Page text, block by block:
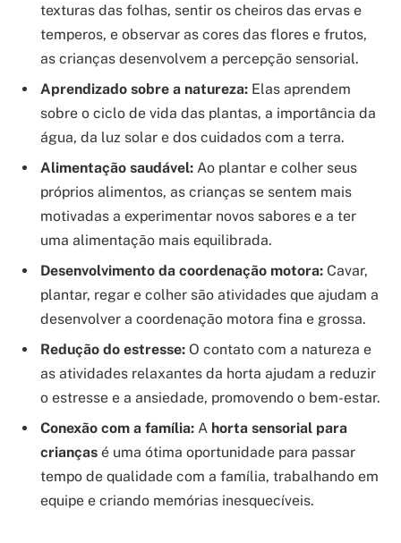
texturas das folhas, sentir os cheiros das ervas e
temperos, e observar as cores das flores e frutos,
as crianças desenvolvem a percepção sensorial.
Aprendizado sobre a natureza: Elas aprendem
sobre o ciclo de vida das plantas, a importância da
água, da luz solar e dos cuidados com a terra.
Alimentação saudável: Ao plantar e colher seus
próprios alimentos, as crianças se sentem mais
motivadas a experimentar novos sabores e a ter
uma alimentação mais equilibrada.
Desenvolvimento da coordenação motora: Cavar,
plantar, regar e colher são atividades que ajudam a
desenvolver a coordenação motora fina e grossa.
Redução do estresse: O contato com a natureza e
as atividades relaxantes da horta ajudam a reduzir
o estresse e a ansiedade, promovendo o bem-estar.
Conexão com a família: A horta sensorial para
crianças é uma ótima oportunidade para passar
tempo de qualidade com a família, trabalhando em
equipe e criando memórias inesquecíveis.